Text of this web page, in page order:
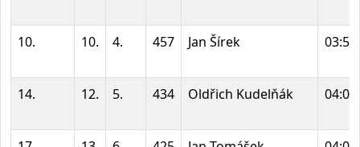
10. 10. 4. 457 Jan Šírek
14. 12. 5. 434 Oldřich Kudelňák